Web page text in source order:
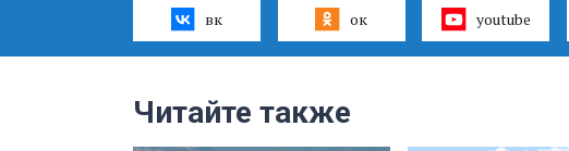
вк ок youtube
Читайте также